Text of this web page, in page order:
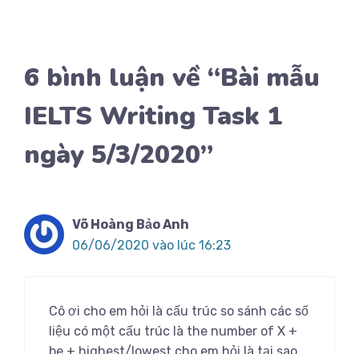
6 bình luận về “Bài mẫu
IELTS Writing Task 1
ngày 5/3/2020”
Võ Hoàng Bảo Anh
06/06/2020 vào lúc 16:23
Cô ơi cho em hỏi là cấu trúc so sánh các số
liệu có một cấu trúc là the number of X +